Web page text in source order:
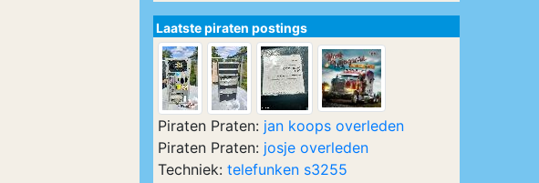
Laatste piraten postings
Piraten Praten: jan koops overleden
Piraten Praten: josje overleden
Techniek: telefunken s3255